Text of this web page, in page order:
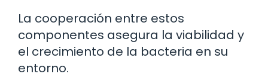
La cooperación entre estos
componentes asegura la viabilidad y
el crecimiento de la bacteria en su
entorno.